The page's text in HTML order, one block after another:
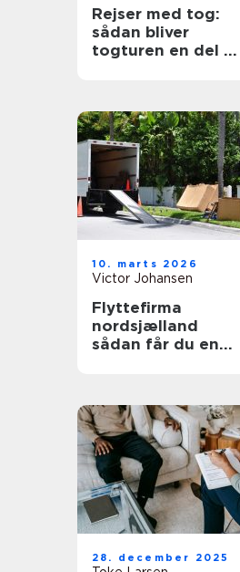
Rejser med tog:
sådan bliver
togturen en del af
10. marts 2026
Victor Johansen
Flyttefirma
nordsjælland
sådan får du en
28. december 2025